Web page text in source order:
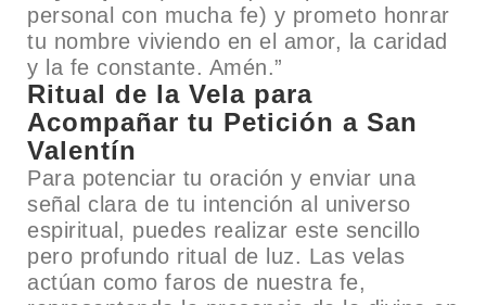
personal con mucha fe) y prometo honrar
tu nombre viviendo en el amor, la caridad
y la fe constante. Amén.”
Ritual de la Vela para
Acompañar tu Petición a San
Valentín
Para potenciar tu oración y enviar una
señal clara de tu intención al universo
espiritual, puedes realizar este sencillo
pero profundo ritual de luz. Las velas
actúan como faros de nuestra fe,